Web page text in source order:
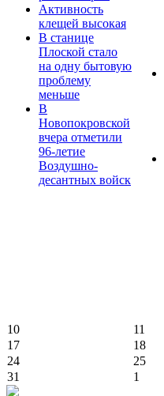
Активность
клещей высокая
В станице
Плоской стало
на одну бытовую
проблему
меньше
В
Новопокровской
вчера отметили
96-летие
Воздушно-
десантных войск
10 11
17
18
24
25
31
1